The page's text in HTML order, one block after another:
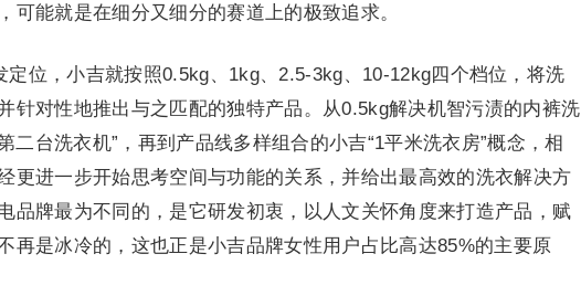
可能就是在细分又细分的赛道上的极致追求。
定位，小吉就按照0.5kg、1kg、2.5-3kg、10-12kg四个档位，将洗
针对性地推出与之匹配的独特产品。从0.5kg解决机智污渍的内裤洗
二台洗衣机”，再到产品线多样组合的小吉“1平米洗衣房”概念，相
更进一步开始思考空间与功能的关系，并给出最高效的洗衣解决方
品牌最为不同的，是它研发初衷，以人文关怀角度来打造产品，赋
再是冰冷的，这也正是小吉品牌女性用户占比高达85%的主要原